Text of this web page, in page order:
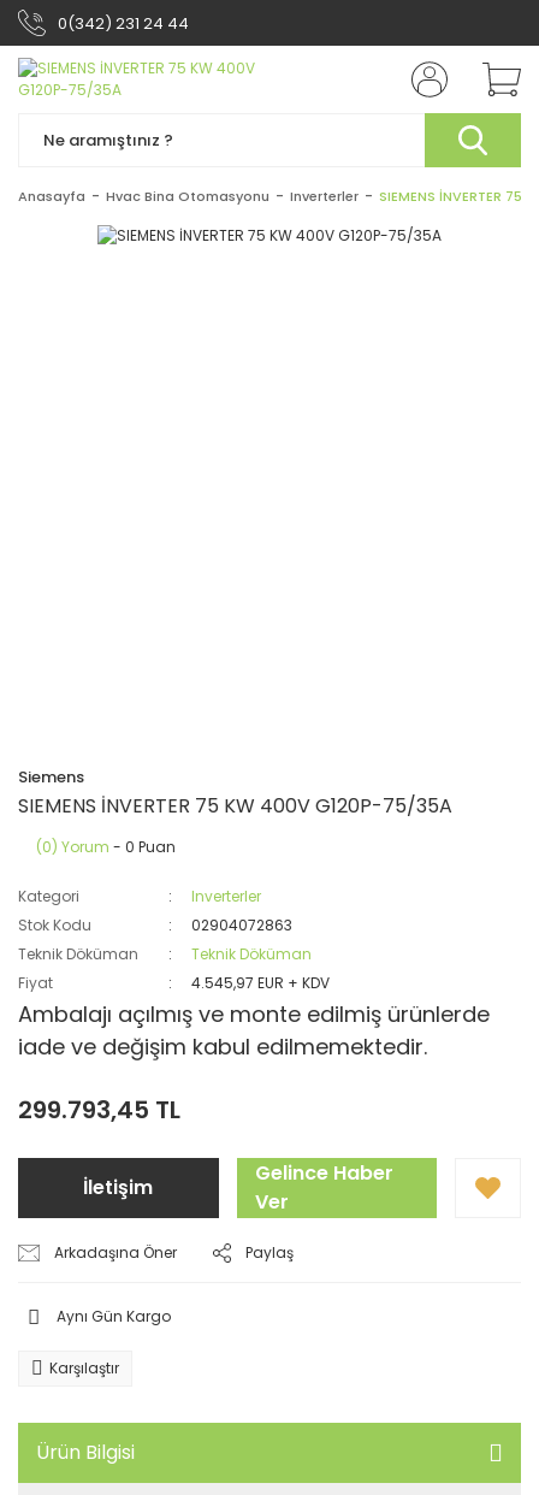
0(342) 231 24 44
Anasayfa Hvac Bina Otomasyonu Inverterler SIEMENS İNVERTER
Siemens
SIEMENS İNVERTER 75 KW 400V G120P-75/35A
(0) Yorum - 0 Puan
Kategori
Inverterler
Stok Kodu
02904072863
Teknik Döküman
Teknik Döküman
Fiyat
4.545,97 EUR + KDV
Ambalajı açılmış ve monte edilmiş ürünlerde
iade ve değişim kabul edilmemektedir.
299.793,45 TL
İletişim
Gelince Haber
Ver
Arkadaşına Öner Paylaş
Aynı Gün Kargo
Karşılaştır
Ürün Bilgisi